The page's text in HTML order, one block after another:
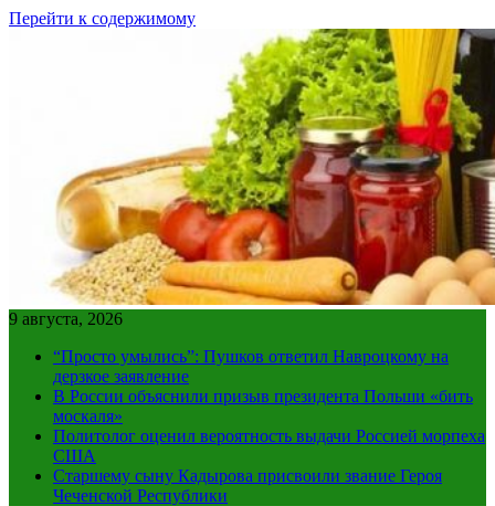
Перейти к содержимому
9 августа, 2026
“Просто умылись”: Пушков ответил Навроцкому на
дерзкое заявление
В России объяснили призыв президента Польши «бить
москаля»
Политолог оценил вероятность выдачи Россией морпеха
США
Старшему сыну Кадырова присвоили звание Героя
Чеченской Республики